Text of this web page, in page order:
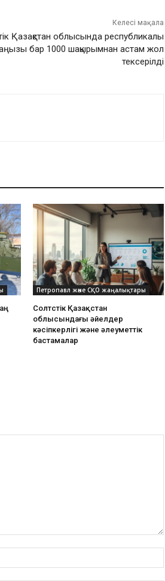
Келесі мақала
Қазақстан облысында республикалық
бар 1000 шақырымнан астам жол
тексерілді
Петропавл және СҚО жаңалықтары
Солтүстік Қазақстан
облысындағы әйелдер
кәсіпкерлігі және әлеуметтік
бастамалар